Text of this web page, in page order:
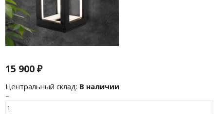
15 900₽
Центральный склад: В наличии
–